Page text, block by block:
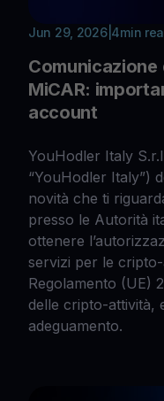
Jun 29, 2026| 4min
MiCAR:
account
YouHodler Italy
“YouHodler Italy”)
novità che ti
presso le Autorità
ottenere
servizi per le
Regolamento (UE)
delle cripto-attività,
adeguamento.